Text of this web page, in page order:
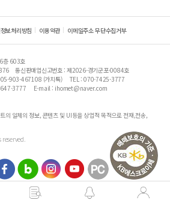
보처리방침 이용약관 이메일주소 무단수집거부
층 603호
통신판매업신고번호 : 제2026-경기군포-0084호
903-467108 (가치톡)
TEL : 070-7425-3777
3777 E-mail : ihomet@naver.com
의 일체의 정보, 콘텐츠 및 UI등을 상업적 목적으로 전재,전송,